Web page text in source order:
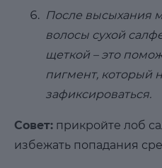
После высыхания
волосы сухой
щеткой – это
пигмент, который
зафиксироваться.
Совет: прикройте лоб
избежать попадания